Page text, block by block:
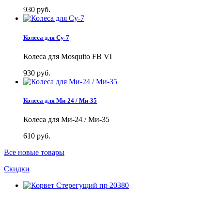
930 руб.
Колеса для Су-7
Колеса для Mosquito FB VI
930 руб.
Колеса для Ми-24 / Ми-35
Колеса для Ми-24 / Ми-35
610 руб.
Все новые товары
Скидки